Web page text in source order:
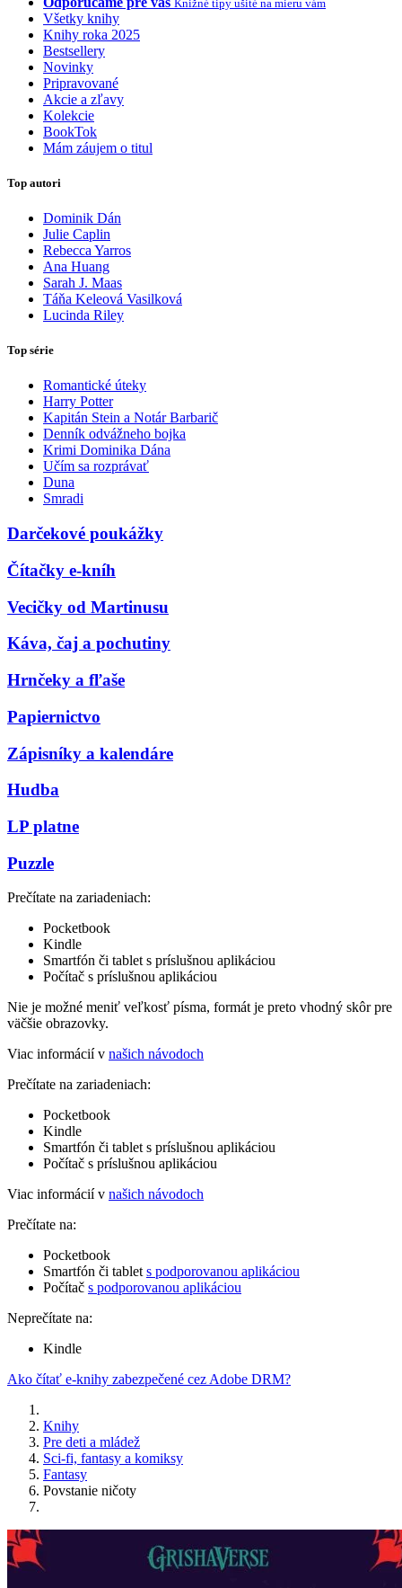
Knižné tipy ušité na mieru vám
Všetky knihy
Knihy roka 2025
Bestsellery
Novinky
Pripravované
Akcie a zľavy
Kolekcie
BookTok
Mám záujem o titul
Top autori
Dominik Dán
Julie Caplin
Rebecca Yarros
Ana Huang
Sarah J. Maas
Táňa Keleová Vasilková
Lucinda Riley
Top série
Romantické úteky
Harry Potter
Kapitán Stein a Notár Barbarič
Denník odvážneho bojka
Krimi Dominika Dána
Učím sa rozprávať
Duna
Smradi
Darčekové poukážky
Čítačky e-kníh
Vecičky od Martinusu
Káva, čaj a pochutiny
Hrnčeky a fľaše
Papiernictvo
Zápisníky a kalendáre
Hudba
LP platne
Puzzle
Prečítate na zariadeniach:
Pocketbook
Kindle
Smartfón či tablet s príslušnou aplikáciou
Počítač s príslušnou aplikáciou
Nie je možné meniť veľkosť písma, formát je preto vhodný skôr pre
väčšie obrazovky.
Viac informácií v našich návodoch
Prečítate na zariadeniach:
Pocketbook
Kindle
Smartfón či tablet s príslušnou aplikáciou
Počítač s príslušnou aplikáciou
Viac informácií v našich návodoch
Prečítate na:
Pocketbook
Smartfón či tablet s podporovanou aplikáciou
Počítač s podporovanou aplikáciou
Neprečítate na:
Kindle
Ako čítať e-knihy zabezpečené cez Adobe DRM?
Knihy
Pre deti a mládež
Sci-fi, fantasy a komiksy
Fantasy
Povstanie ničoty